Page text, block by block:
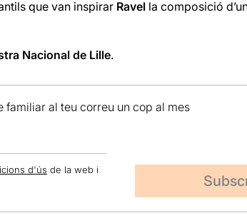
que van inspirar Ravel la composició
Nacional de Lille.
familiar al teu correu un cop al mes
d'ús de la web i